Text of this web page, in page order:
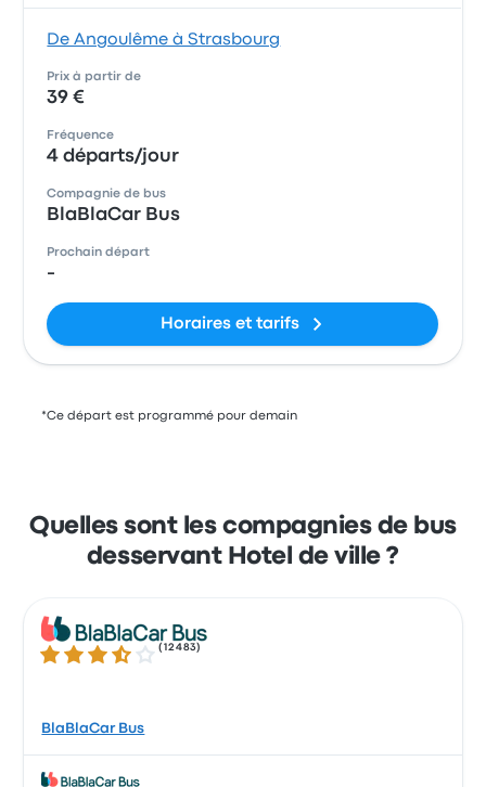
De Angoulême à Strasbourg
Prix à partir de
39 €
Fréquence
4 départs/jour
Compagnie de bus
BlaBlaCar Bus
Prochain départ
-
Horaires et tarifs
*Ce départ est programmé pour demain
Quelles sont les compagnies de bus
desservant Hotel de ville ?
3.7 sur 5 étoiles(12483)
BlaBlaCar Bus